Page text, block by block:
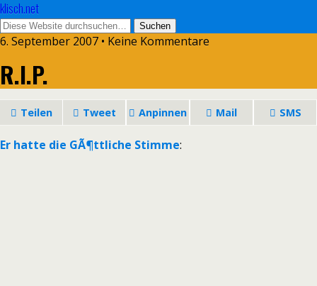
klisch.net
6. September 2007 • Keine Kommentare
R.I.P.
Teilen Tweet Anpinnen Mail SMS
Er hatte die GÃ¶ttliche Stimme: